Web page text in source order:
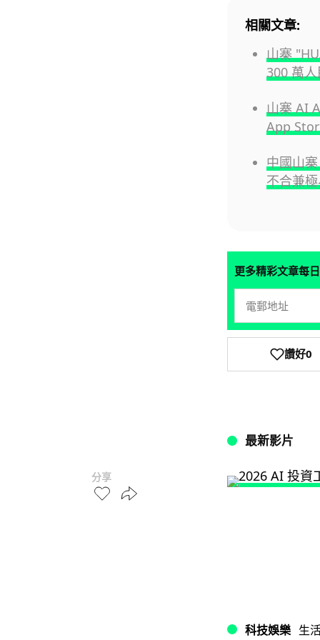
分享
相關文章:
山寨
300 萬
山寨 AI
App
中國山
不合兼
更多精彩文章每
讚好0
最新影片
科技娛樂 生